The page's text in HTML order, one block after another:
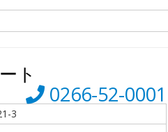
ト
0266-52-0001
3